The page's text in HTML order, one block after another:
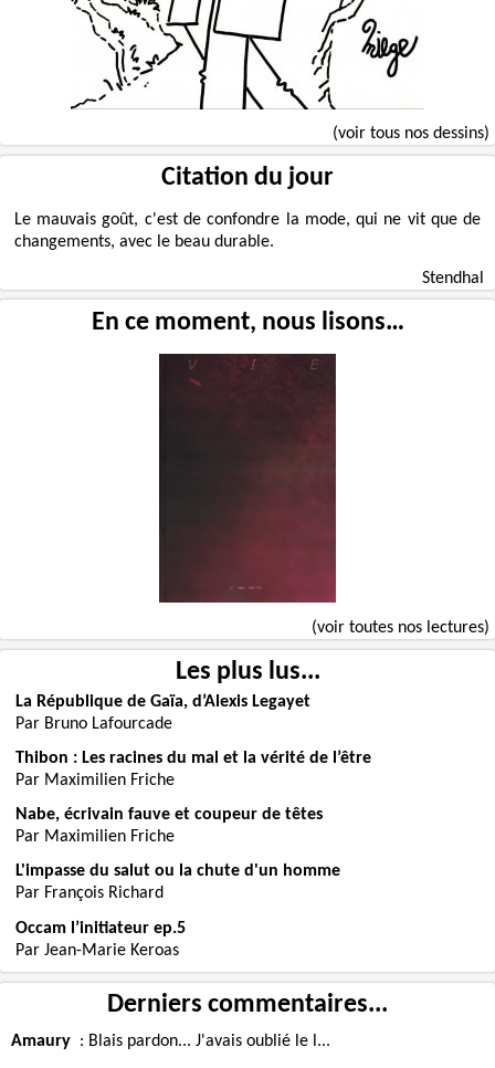
(voir tous nos dessins)
Citation du jour
Le mauvais goût, c'est de confondre la mode, qui ne vit que de
changements, avec le beau durable.
Stendhal
En ce moment, nous lisons…
(voir toutes nos lectures)
Les plus lus...
La République de Gaïa, d’Alexis Legayet
Par Bruno Lafourcade
Thibon : Les racines du mal et la vérité de l’être
Par Maximilien Friche
Nabe, écrivain fauve et coupeur de têtes
Par Maximilien Friche
L'impasse du salut ou la chute d'un homme
Par François Richard
Occam l’initiateur ep.5
Par Jean-Marie Keroas
Derniers commentaires...
Amaury : Blais pardon... J'avais oublié le l...